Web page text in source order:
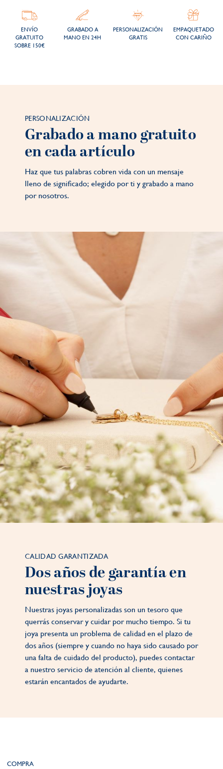
ENVÍO
GRATUITO
SOBRE 150€
GRABADO A
MANO EN 24H
PERSONALIZACIÓN
GRATIS
EMPAQUETADO
CON CARIÑO
PERSONALIZACIÓN
Grabado a mano gratuito
en cada artículo
Haz que tus palabras cobren vida con un mensaje
lleno de significado; elegido por ti y grabado a mano
por nosotros.
CALIDAD GARANTIZADA
Dos años de garantía en
nuestras joyas
Nuestras joyas personalizadas son un tesoro que
querrás conservar y cuidar por mucho tiempo. Si tu
joya presenta un problema de calidad en el plazo de
dos años (siempre y cuando no haya sido causado por
una falta de cuidado del producto), puedes contactar
a nuestro servicio de atención al cliente, quienes
estarán encantados de ayudarte.
COMPRA